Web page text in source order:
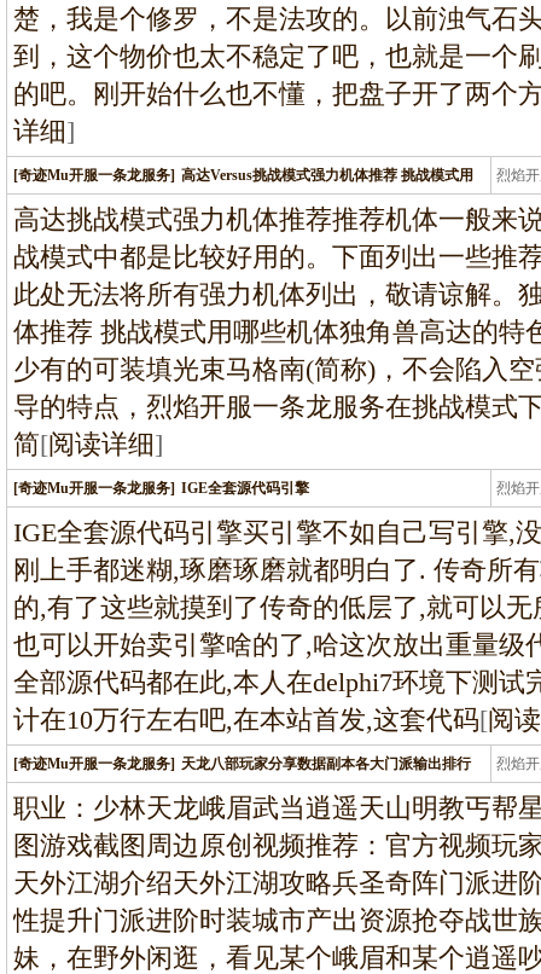
楚，我是个修罗，不是法攻的。以前浊气石
到，这个物价也太不稳定了吧，也就是一个
的吧。刚开始什么也不懂，把盘子开了两个
详细]
[奇迹Mu开服一条龙服务] 高达Versus挑战模式强力机体推荐 挑战模式用 烈焰
龙
高达挑战模式强力机体推荐推荐机体一般来
战模式中都是比较好用的。下面列出一些推
此处无法将所有强力机体列出，敬请谅解。
体推荐 挑战模式用哪些机体独角兽高达的特
少有的可装填光束马格南(简称)，不会陷入
导的特点，烈焰开服一条龙服务在挑战模式
简[阅读详细]
[奇迹Mu开服一条龙服务] IGE全套源代码引擎 烈焰
龙
IGE全套源代码引擎买引擎不如自己写引擎,
刚上手都迷糊,琢磨琢磨就都明白了. 传奇所
的,有了这些就摸到了传奇的低层了,就可以
也可以开始卖引擎啥的了,哈这次放出重量级
全部源代码都在此,本人在delphi7环境下测
计在10万行左右吧,在本站首发,这套代码[阅
[奇迹Mu开服一条龙服务] 天龙八部玩家分享数据副本各大门派输出排行 烈焰
龙
职业：少林天龙峨眉武当逍遥天山明教丐帮
图游戏截图周边原创视频推荐：官方视频玩
天外江湖介绍天外江湖攻略兵圣奇阵门派进
性提升门派进阶时装城市产出资源抢夺战世
妹，在野外闲逛，看见某个峨眉和某个逍遥